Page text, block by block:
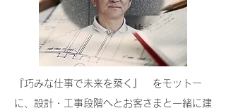
『巧みな仕事で未来を築く』 をモットー
に、設計・工事段階へとお客さまと一緒に建